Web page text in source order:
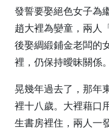
發誓要娶絕色女子為
趙大裡為孌童，兩人
後娶綢緞鋪金老闆的
裡，仍保持曖昧關係。
晃幾年過去了，那年
裡十八歲。大裡藉口
生書房裡住，兩人一